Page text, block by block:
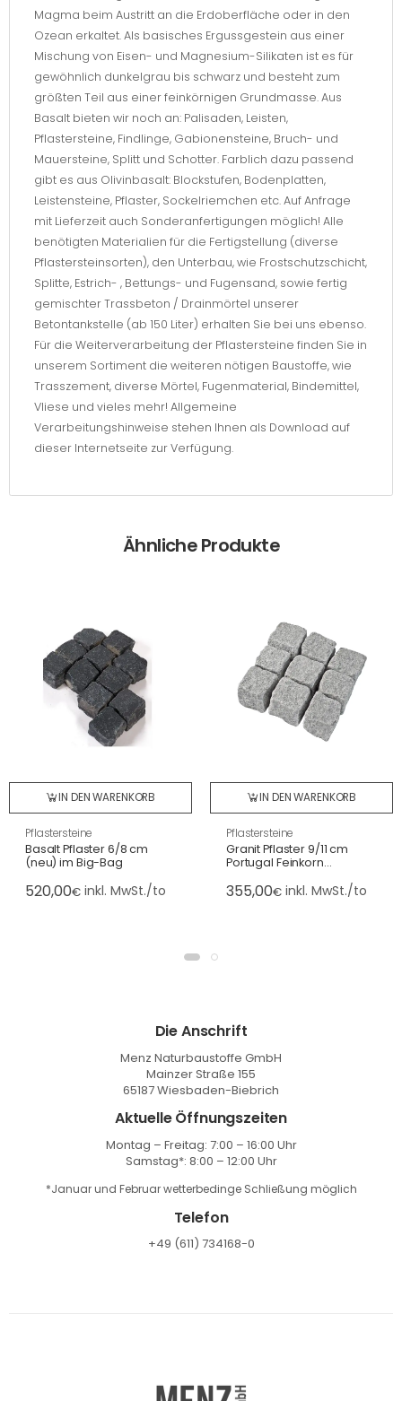
Magma beim Austritt an die Erdoberfläche oder in den
Ozean erkaltet. Als basisches Ergussgestein aus einer
Mischung von Eisen- und Magnesium-Silikaten ist es für
gewöhnlich dunkelgrau bis schwarz und besteht zum
größten Teil aus einer feinkörnigen Grundmasse. Aus
Basalt bieten wir noch an: Palisaden, Leisten,
Pflastersteine, Findlinge, Gabionensteine, Bruch- und
Mauersteine, Splitt und Schotter. Farblich dazu passend
gibt es aus Olivinbasalt: Blockstufen, Bodenplatten,
Leistensteine, Pflaster, Sockelriemchen etc. Auf Anfrage
mit Lieferzeit auch Sonderanfertigungen möglich! Alle
benötigten Materialien für die Fertigstellung (diverse
Pflastersteinsorten), den Unterbau, wie Frostschutzschicht,
Splitte, Estrich- , Bettungs- und Fugensand, sowie fertig
gemischter Trassbeton / Drainmörtel unserer
Betontankstelle (ab 150 Liter) erhalten Sie bei uns ebenso.
Für die Weiterverarbeitung der Pflastersteine finden Sie in
unserem Sortiment die weiteren nötigen Baustoffe, wie
Trasszement, diverse Mörtel, Fugenmaterial, Bindemittel,
Vliese und vieles mehr! Allgemeine
Verarbeitungshinweise stehen Ihnen als Download auf
dieser Internetseite zur Verfügung.
Ähnliche Produkte
IN DEN WARENKORB
Pflastersteine
Basalt Pflaster 6/8 cm
(neu) im Big-Bag
520,00€ inkl. MwSt./to
IN DEN WARENKORB
Pflastersteine
Granit Pflaster 9/11 cm
Portugal Feinkorn
355,00€ inkl. MwSt./to
Die Anschrift
Menz Naturbaustoffe GmbH
Mainzer Straße 155
65187 Wiesbaden-Biebrich
Aktuelle Öffnungszeiten
Montag – Freitag: 7:00 – 16:00 Uhr
Samstag*: 8:00 – 12:00 Uhr
*Januar und Februar wetterbedinge Schließung möglich
Telefon
+49 (611) 734168-0